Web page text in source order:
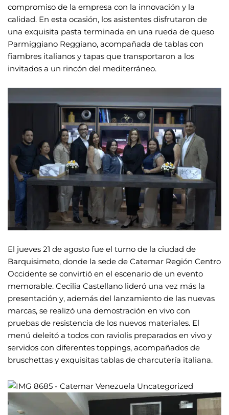
compromiso de la empresa con la innovación y la
calidad. En esta ocasión, los asistentes disfrutaron de
una exquisita pasta terminada en una rueda de queso
Parmiggiano Reggiano, acompañada de tablas con
fiambres italianos y tapas que transportaron a los
invitados a un rincón del mediterráneo.
El jueves 21 de agosto fue el turno de la ciudad de
Barquisimeto, donde la sede de Catemar Región Centro
Occidente se convirtió en el escenario de un evento
memorable. Cecilia Castellano lideró una vez más la
presentación y, además del lanzamiento de las nuevas
marcas, se realizó una demostración en vivo con
pruebas de resistencia de los nuevos materiales. El
menú deleitó a todos con raviolis preparados en vivo y
servidos con diferentes toppings, acompañados de
bruschettas y exquisitas tablas de charcutería italiana.